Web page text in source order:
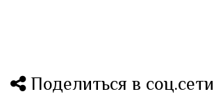
Поделиться в соц.сети